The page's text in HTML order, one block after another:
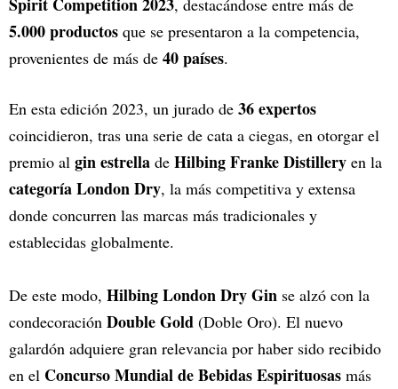
Spirit Competition 2023, destacándose entre más de
5.000 productos que se presentaron a la competencia,
provenientes de más de 40 países.
En esta edición 2023, un jurado de 36 expertos
coincidieron, tras una serie de cata a ciegas, en otorgar el
premio al gin estrella de Hilbing Franke Distillery en la
categoría London Dry, la más competitiva y extensa
donde concurren las marcas más tradicionales y
establecidas globalmente.
De este modo, Hilbing London Dry Gin se alzó con la
condecoración Double Gold (Doble Oro). El nuevo
galardón adquiere gran relevancia por haber sido recibido
en el Concurso Mundial de Bebidas Espirituosas más